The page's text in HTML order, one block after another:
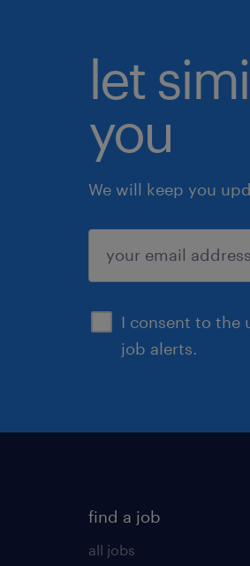
let
you
We will keep you
I consent to the
job alerts.
submit
find a job
all jobs